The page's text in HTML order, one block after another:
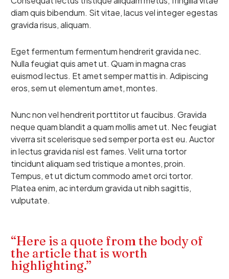
diam quis bibendum. Sit vitae, lacus vel integer egestas
gravida risus, aliquam.
Eget fermentum fermentum hendrerit gravida nec.
Nulla feugiat quis amet ut. Quam in magna cras
euismod lectus. Et amet semper mattis in. Adipiscing
eros, sem ut elementum amet, montes.
Nunc non vel hendrerit porttitor ut faucibus. Gravida
neque quam blandit a quam mollis amet ut. Nec feugiat
viverra sit scelerisque sed semper porta est eu. Auctor
in lectus gravida nisl est fames. Velit urna tortor
tincidunt aliquam sed tristique a montes, proin.
Tempus, et ut dictum commodo amet orci tortor.
Platea enim, ac interdum gravida ut nibh sagittis,
vulputate.
“Here is a quote from the body of
the article that is worth
highlighting.”